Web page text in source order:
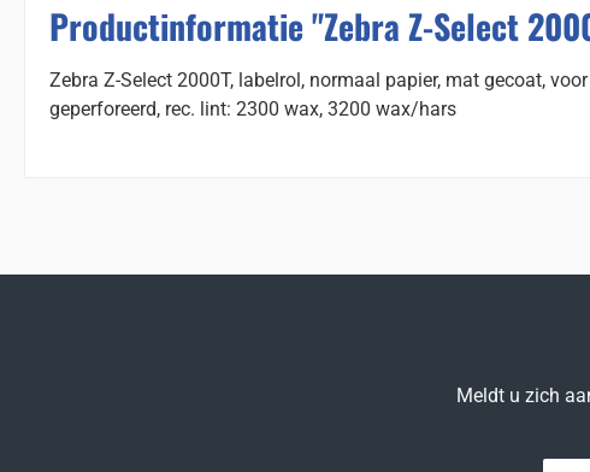
Productinformatie "Zebra Z-Select
Zebra Z-Select 2000T, labelrol, normaal papier, mat gecoat,
geperforeerd, rec. lint: 2300 wax, 3200 wax/hars
Meldt u zich